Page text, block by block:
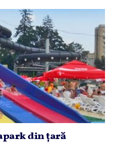
din ţară